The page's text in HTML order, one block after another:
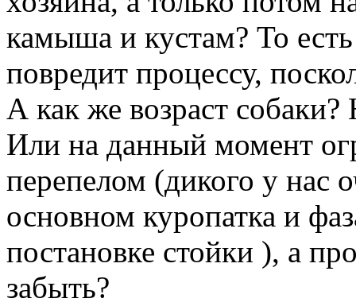
камыша и кустам? То
повредит процессу,
А как же возраст
Или на данный момент
перепелом (дикого у нас
основном куропатка и
постановке стойки ), а
забыть?